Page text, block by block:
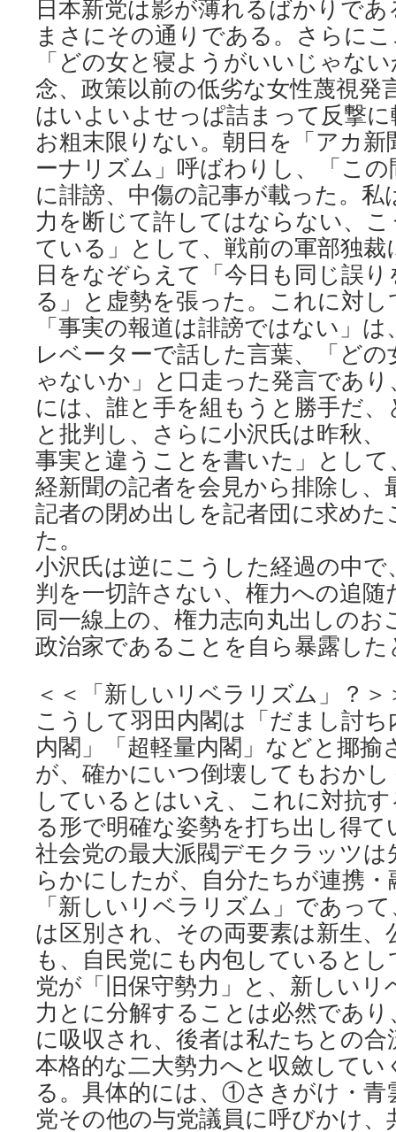
日本新党は影が薄れるばかりであ
まさにその通りである。さらに
「どの女と寝ようがいいじゃな
念、政策以前の低劣な女性蔑視発
はいよいよせっぱ詰まって反撃
お粗末限りない。朝日を「アカ
ーナリズム」呼ばわりし、「こ
に誹謗、中傷の記事が載った。
力を断じて許してはならない、
ている」として、戦前の軍部独裁
日をなぞらえて「今日も同じ誤
る」と虚勢を張った。これに対し
「事実の報道は誹謗ではない」
レベーターで話した言葉、「ど
ゃないか」と口走った発言であ
には、誰と手を組もうと勝手だ
と批判し、さらに小沢氏は昨秋
事実と違うことを書いた」として
経新聞の記者を会見から排除し、
記者の閉め出しを記者団に求め
た。
小沢氏は逆にこうした経過の中で
判を一切許さない、権力への追
同一線上の、権力志向丸出しの
政治家であることを自ら暴露し
＜＜「新しいリベラリズム」？＞
こうして羽田内閣は「だまし討ち
内閣」「超軽量内閣」などと揶揄
が、確かにいつ倒壊してもおか
しているとはいえ、これに対抗
る形で明確な姿勢を打ち出し得て
社会党の最大派閥デモクラッツは
らかにしたが、自分たちが連携
「新しいリベラリズム」であっ
は区別され、その両要素は新生、
も、自民党にも内包していると
党が「旧保守勢力」と、新しい
力とに分解することは必然であ
に吸収され、後者は私たちとの
本格的な二大勢力へと収斂してい
る。具体的には、①さきがけ・青
党その他の与党議員に呼びかけ、